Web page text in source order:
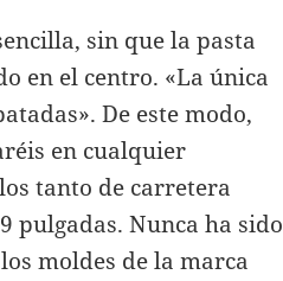
sin que la pasta
en el centro. «La única
De este modo,
en cualquier
tanto de carretera
pulgadas. Nunca ha sido
moldes de la marca